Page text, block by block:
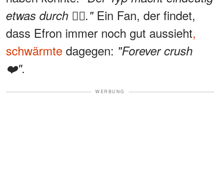
etwas durch 🤷‍♂️." Ein Fan, der findet,
dass Efron immer noch gut aussieht,
schwärmte dagegen: "Forever crush
❤️".
WERBUNG